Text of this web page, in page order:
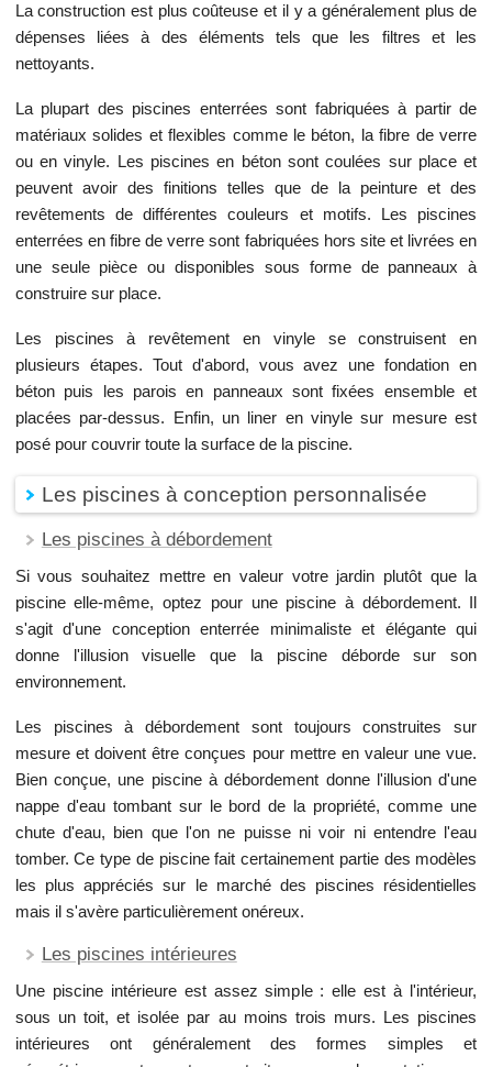
La construction est plus coûteuse et il y a généralement plus de
dépenses liées à des éléments tels que les filtres et les
nettoyants.
La plupart des piscines enterrées sont fabriquées à partir de
matériaux solides et flexibles comme le béton, la fibre de verre
ou en vinyle. Les piscines en béton sont coulées sur place et
peuvent avoir des finitions telles que de la peinture et des
revêtements de différentes couleurs et motifs. Les piscines
enterrées en fibre de verre sont fabriquées hors site et livrées en
une seule pièce ou disponibles sous forme de panneaux à
construire sur place.
Les piscines à revêtement en vinyle se construisent en
plusieurs étapes. Tout d'abord, vous avez une fondation en
béton puis les parois en panneaux sont fixées ensemble et
placées par-dessus. Enfin, un liner en vinyle sur mesure est
posé pour couvrir toute la surface de la piscine.
Les piscines à conception personnalisée
Les piscines à débordement
Si vous souhaitez mettre en valeur votre jardin plutôt que la
piscine elle-même, optez pour une piscine à débordement. Il
s'agit d'une conception enterrée minimaliste et élégante qui
donne l'illusion visuelle que la piscine déborde sur son
environnement.
Les piscines à débordement sont toujours construites sur
mesure et doivent être conçues pour mettre en valeur une vue.
Bien conçue, une piscine à débordement donne l'illusion d'une
nappe d'eau tombant sur le bord de la propriété, comme une
chute d'eau, bien que l'on ne puisse ni voir ni entendre l'eau
tomber. Ce type de piscine fait certainement partie des modèles
les plus appréciés sur le marché des piscines résidentielles
mais il s'avère particulièrement onéreux.
Les piscines intérieures
Une piscine intérieure est assez simple : elle est à l'intérieur,
sous un toit, et isolée par au moins trois murs. Les piscines
intérieures ont généralement des formes simples et